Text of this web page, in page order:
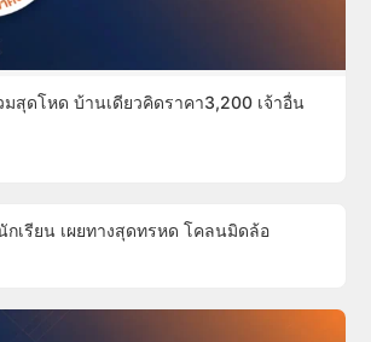
มสุดโหด บ้านเดียวคิดราคา3,200 เจ้าอื่น
กเรียน เผยทางสุดทรหด โคลนมิดล้อ